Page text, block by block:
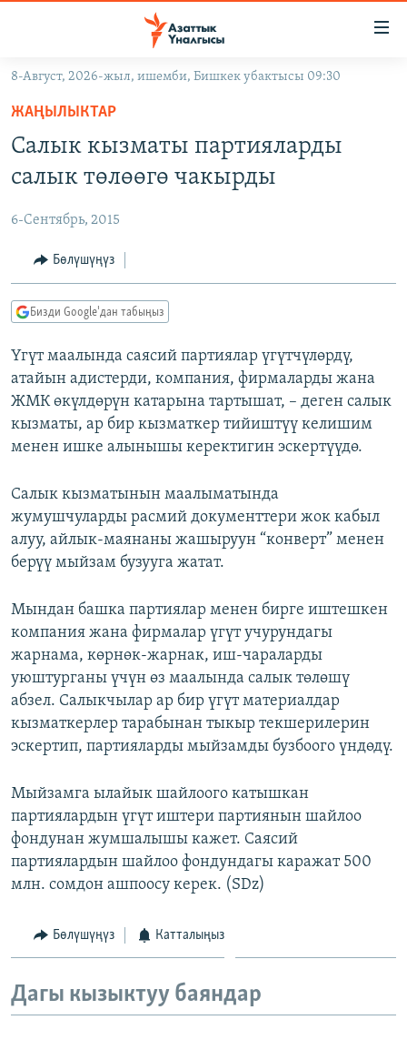
Навигацияга
өтүңүз
Издөөгө
салыңыз
ЭКОНОМИКА
МАДАНИЯТ
БОРБОР АЗИЯ
АТАЙЫН ИЛИКТӨӨ
ТВ ПРОГРАММАЛАР
ЭКСПЕРТТЕР ТАЛДАЙТ
БИЗ ЖАНА ДҮЙНӨ
ДАНИСТЕ
ЭЖЕ-СИҢДИЛЕР
ЫҢГАЙСЫЗ СУРООЛОР
ӨЗГӨЧӨ ПИКИР
Русский
ОНЛАЙН ШЕРИНЕ
ЭЕ/АРнун бардык сайттары
8-Август, 2026-жыл, ишемби, Бишкек убактысы 09:30
ЖАҢЫЛЫКТАР
Салык кызматы партияларды
салык төлөөгө чакырды
6-Сентябрь, 2015
Бөлүшүңүз
Бизди Google'дан табыңыз
Үгүт маалында саясий партиялар үгүтчүлөрдү,
атайын адистерди, компания, фирмаларды жана
ЖМК өкүлдөрүн катарына тартышат, – деген салык
кызматы, ар бир кызматкер тийиштүү келишим
менен ишке алынышы керектигин эскертүүдө.
Салык кызматынын маалыматында
жумушчуларды расмий документтери жок кабыл
алуу, айлык-маянаны жашыруун “конверт” менен
берүү мыйзам бузууга жатат.
Мындан башка партиялар менен бирге иштешкен
компания жана фирмалар үгүт учурундагы
жарнама, көрнөк-жарнак, иш-чараларды
уюштурганы үчүн өз маалында салык төлөшү
абзел. Салыкчылар ар бир үгүт материалдар
кызматкерлер тарабынан тыкыр текшерилерин
эскертип, партияларды мыйзамды бузбоого үндөдү.
Мыйзамга ылайык шайлоого катышкан
партиялардын үгүт иштери партиянын шайлоо
фондунан жумшалышы кажет. Саясий
партиялардын шайлоо фондундагы каражат 500
млн. сомдон ашпоосу керек. (SDz)
Бөлүшүңүз Катталыңыз
Дагы кызыктуу баяндар